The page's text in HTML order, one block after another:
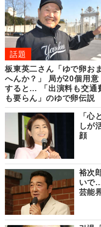
話題
板東英二さん「ゆで卵おま
へんか？」 局が20個用意
すると… 「出演料も交通
も要らん」のゆで卵伝説
「
しが
顔
裕次
いで
芸能